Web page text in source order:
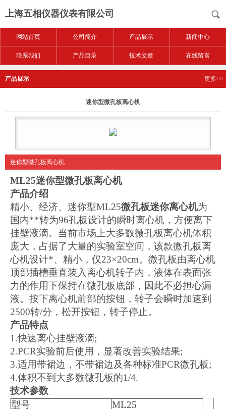
上海五相仪器仪表有限公司
网站首页 公司简介 产品展示 新闻中心
联系我们 产品目录 技术文章 在线留言
产品展示 更多>>
迷你型微孔板离心机
迷你型微孔板离心机
ML25迷你型微孔板离心机
产品介绍
精小、经济、迷你型ML25微孔板迷你离心机为
国内**转为96孔板设计的瞬时离心机，方便离下
挂壁液滴。当前市场上大多数微孔板离心机体积
庞大，占据了大量的实验室空间，该款微孔板离
心机设计*、精小，仅23×20cm。微孔板由离心机
顶部插槽垂直装入离心机转子内，液体在表面张
力的作用下保持在微孔板底部，因此不必担心漏
液。按下离心机前部的按钮，转子会瞬时加速到
2500转/分，松开按钮，转子停止。
产品特点
1.快速离心挂壁液滴;
2.PCR实验前后使用，显著改善实验结果;
3.适用带裙边，不带裙边及各种标准PCR微孔板;
4.体积不到大多数微孔板的1/4.
技术参数
型号
ML25